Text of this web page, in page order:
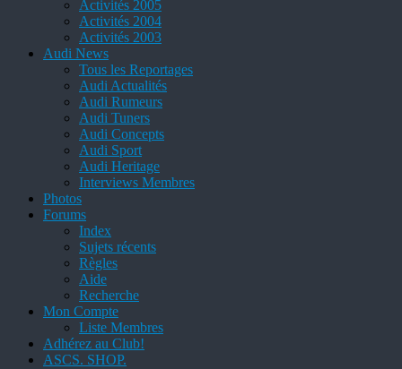
Activités 2005
Activités 2004
Activités 2003
Audi News
Tous les Reportages
Audi Actualités
Audi Rumeurs
Audi Tuners
Audi Concepts
Audi Sport
Audi Heritage
Interviews Membres
Photos
Forums
Index
Sujets récents
Règles
Aide
Recherche
Mon Compte
Liste Membres
Adhérez au Club!
ASCS. SHOP.